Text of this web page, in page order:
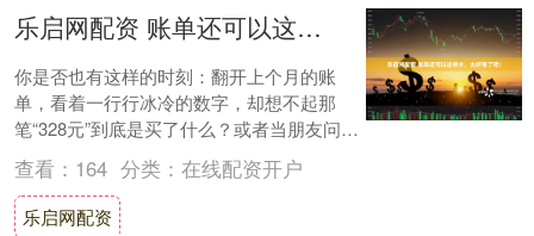
乐启网配资 账单还可以这样分，太好用了吧！
你是否也有这样的时刻：翻开上个月的账
单，看着一行行冰冷的数字，却想不起那
笔“328元”到底是买了什么？或者当朋友问
起“那家你推荐的餐厅叫什么”，你只能模糊
地记得....
查看： 164 分类： 在线配资开户
乐启网配资